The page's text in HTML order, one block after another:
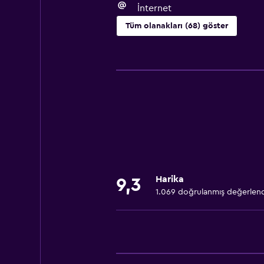
İnternet
Tüm olanakları (68) göster
Ücretsiz WiFi
Yangın söndürücü
9,3 Harika
1.069 doğrulanmış